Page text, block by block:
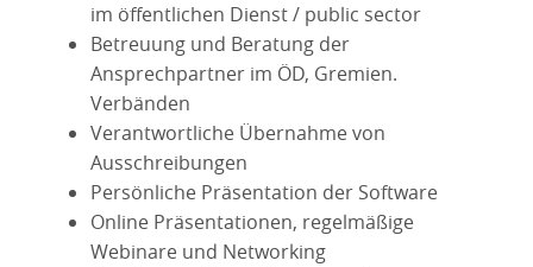
im öffentlichen Dienst / public sector
Betreuung und Beratung der
Ansprechpartner im ÖD, Gremien.
Verbänden
Verantwortliche Übernahme von
Ausschreibungen
Persönliche Präsentation der Software
Online Präsentationen, regelmäßige
Webinare und Networking